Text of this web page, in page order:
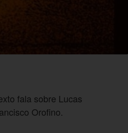
fala sobre Lucas
Orofino.